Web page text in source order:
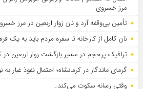
مرز خسروی
تأمین بی‌وقفه آرد و نان زوار اربعین در مرز
نان کامل از کارخانه تا سفره مردم باید به
ترافیک پرحجم در مسیر بازگشت زوار اربعین در
گرمای ماندگار در کرمانشاه؛ احتمال نفوذ غبار
وقتی رسانه سکوت می‌کند…